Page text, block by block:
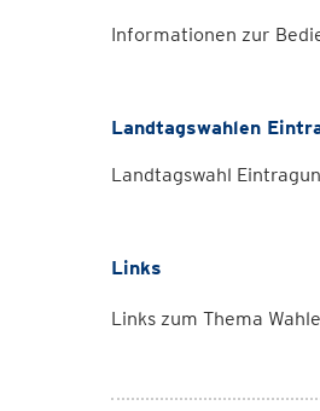
Informationen zur
Landtagswahlen
Landtagswahl
Links
Links zum Thema